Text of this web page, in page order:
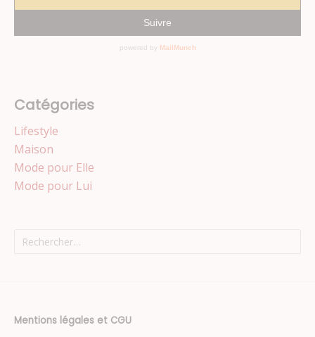
Catégories
Lifestyle
Maison
Mode pour Elle
Mode pour Lui
Rechercher :
Mentions légales et CGU